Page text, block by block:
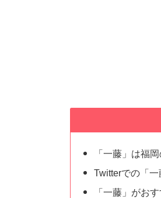
「一藤」は福
Twitterでの「
「一藤」がお